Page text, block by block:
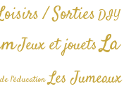
/ SortiesDIY
Jeux et jouetsLa
l'éducation Les Jumeaux